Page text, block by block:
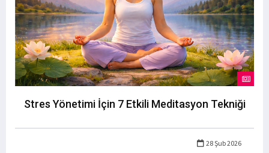
Stres Yönetimi İçin 7 Etkili Meditasyon Tekniği
28 Şub 2026